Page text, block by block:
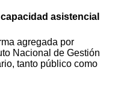
asistencial
agregada por
Nacional de Gestión
tanto público como